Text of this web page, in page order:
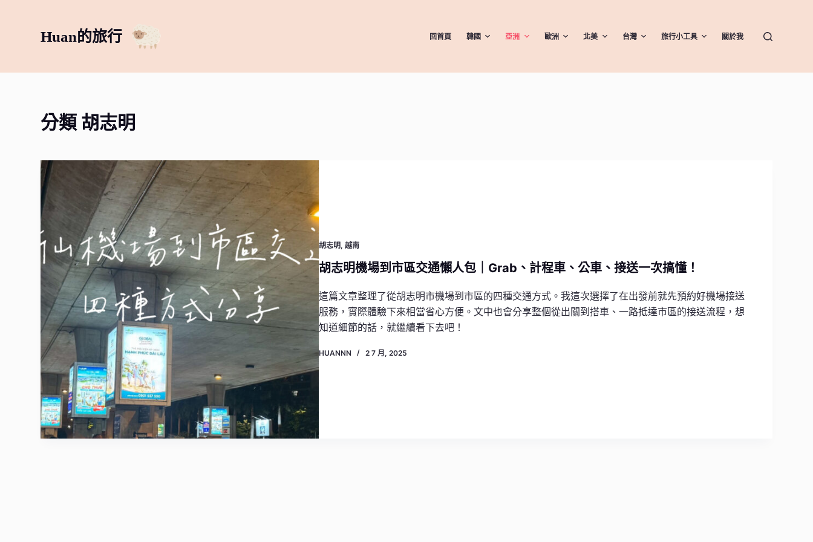
Huan的旅行 回首頁 韓國 亞洲 歐洲 北美 台灣 旅行小工具 關於我
分類 胡志明
胡志明,越南
胡志明機場到市區交通懶人包｜Grab、計程車、公車、接送一次搞懂！
這篇文章整理了從胡志明市機場到市區的四種交通方式。我這次選擇了在出發前就先預約好機場接送
服務，實際體驗下來相當省心方便。文中也會分享整個從出關到搭車、一路抵達市區的接送流程，想
知道細節的話，就繼續看下去吧！
HUANNN 2 7 月, 2025